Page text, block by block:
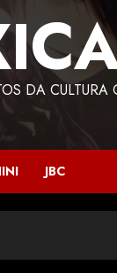
DA CULTURA
JBC